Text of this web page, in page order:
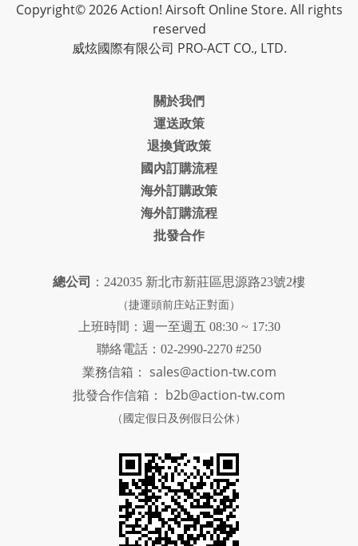
Copyright© 2026 Action! Airsoft Online Store. All rights
reserved
威炫國際有限公司 PRO-ACT CO., LTD.
關於我們
運送政策
退換貨政策
國內訂購流程
海外訂購政策
海外訂購流程
批發合作
總公司 ：242035 新北市新莊區思源路23號2樓
（捷運頭前庄站正對面）
上班時間：週一至週五 08:30 ~ 17:30
聯絡電話：02-2990-2270 #250
業務信箱： sales@action-tw.com
批發合作信箱： b2b@action-tw.com
（國定假日及例假日公休）